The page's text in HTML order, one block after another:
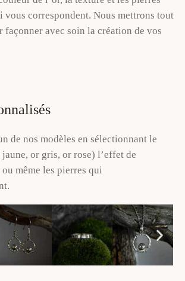
vous correspondent. Nous mettrons tout
façonner avec soin la création de vos
de nos modèles en sélectionnant le
or gris, or rose) l’effet de
même les pierres qui